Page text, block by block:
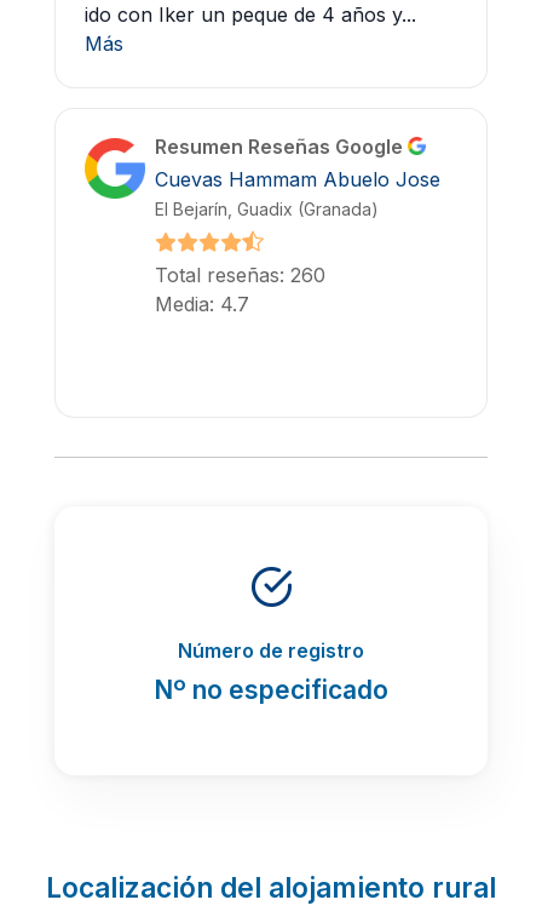
ido con Iker un peque de 4 años y...
Más
Resumen Reseñas Google
Cuevas Hammam Abuelo Jose
El Bejarín, Guadix (Granada)
Total reseñas: 260
Media: 4.7
Número de registro
Nº no especificado
Localización del alojamiento rural